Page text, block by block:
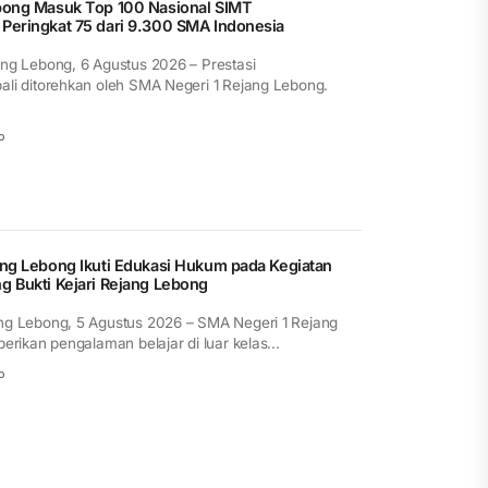
Masuk Top 100 Nasional SIMT
75 dari 9.300 SMA Indonesia
Lebong, 6 Agustus 2026 – Prestasi
ditorehkan oleh SMA Negeri 1 Rejang Lebong.
Lebong Ikuti Edukasi Hukum pada Kegiatan
Bukti Kejari Rejang Lebong
Lebong, 5 Agustus 2026 – SMA Negeri 1 Rejang
pengalaman belajar di luar kelas...